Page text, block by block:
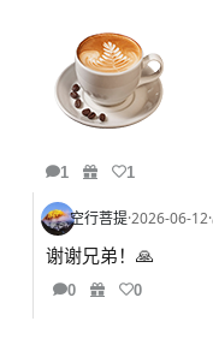
1 1
空行菩提·2026-06-12·
谢谢兄弟！🙏
0 0